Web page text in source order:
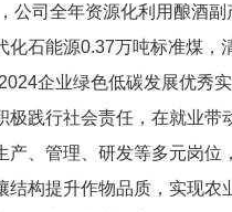
，公司全年资源化利用酿酒副
化石能源0.37万吨标准煤
企业绿色低碳发展优秀
极践行社会责任，在就业带
产、管理
研发等多元岗位
结构提升作物品质，实现